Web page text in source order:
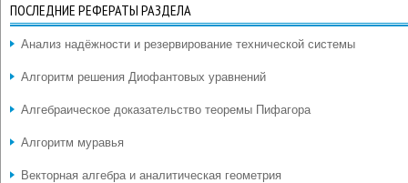
ПОСЛЕДНИЕ РЕФЕРАТЫ РАЗДЕЛА
Анализ надёжности и резервирование технической системы
Алгоритм решения Диофантовых уравнений
Алгебраическое доказательство теоремы Пифагора
Алгоритм муравья
Векторная алгебра и аналитическая геометрия